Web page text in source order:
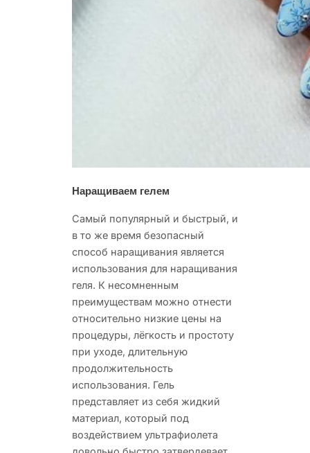
Наращиваем гелем
Самый популярный и быстрый, и
в то же время безопасный
способ наращивания является
использования для наращивания
геля. К несомненным
преимуществам можно отнести
относительно низкие цены на
процедуры, лёгкость и простоту
при уходе, длительную
продолжительность
использования. Гель
представляет из себя жидкий
материал, который под
воздействием ультрафиолета